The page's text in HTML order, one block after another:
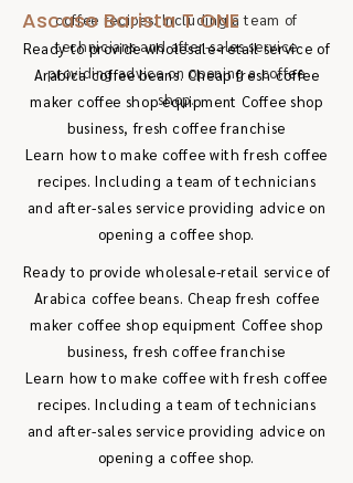
coffee recipes. Including a team of
technicians and after-sales service
providing advice on opening a coffee
shop.
Ascaso Barista T ONE
Ready to provide wholesale-retail service of
Arabica coffee beans. Cheap fresh coffee
maker coffee shop equipment Coffee shop
business, fresh coffee franchise
Learn how to make coffee with fresh coffee
recipes. Including a team of technicians
and after-sales service providing advice on
opening a coffee shop.
Ready to provide wholesale-retail service of
Arabica coffee beans. Cheap fresh coffee
maker coffee shop equipment Coffee shop
business, fresh coffee franchise
Learn how to make coffee with fresh coffee
recipes. Including a team of technicians
and after-sales service providing advice on
opening a coffee shop.